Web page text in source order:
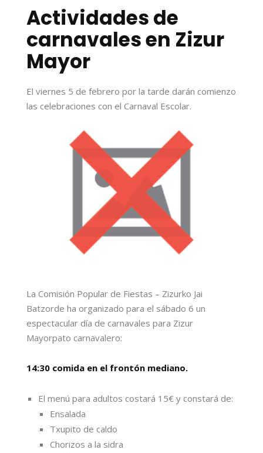
Actividades de
carnavales en Zizur
Mayor
El viernes 5 de febrero por la tarde darán comienzo
las celebraciones con el Carnaval Escolar.
La Comisión Popular de Fiestas – Zizurko Jai
Batzorde ha organizado para el sábado 6 un
espectacular día de carnavales para Zizur
Mayorpato carnavalero:
14:30 comida en el frontón mediano.
El menú para adultos costará 15€ y constará de:
Ensalada
Txupito de caldo
Chorizos a la sidra